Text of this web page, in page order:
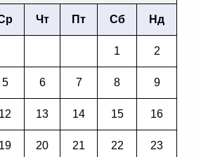
Чт Пт Сб Нд
1 2
5 6 7 8 9
12 13 14 15 16
19 20 21 22 23